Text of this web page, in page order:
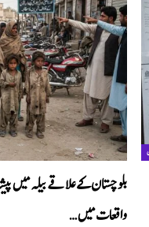
بلوچستان کے علاقے بیلہ میں
واقعات میں…